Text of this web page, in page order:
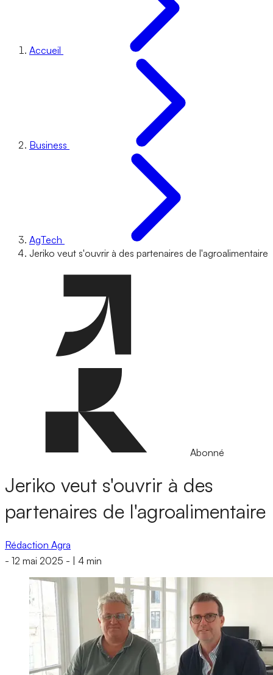
Accueil
Business
AgTech
Jeriko veut s'ouvrir à des partenaires de l'agroalimentaire
Abonné
Jeriko veut s'ouvrir à des
partenaires de l'agroalimentaire
Rédaction Agra
- 12 mai 2025 - 4 min